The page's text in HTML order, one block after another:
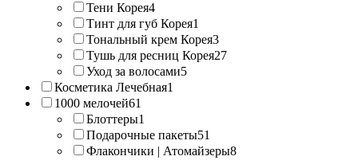
Тени Корея4
Тинт для губ Корея1
Тональный крем Корея3
Тушь для ресниц Корея27
Уход за волосами5
Косметика Лечебная1
1000 мелочей61
Блоттеры1
Подарочные пакеты51
Флакончики | Атомайзеры8